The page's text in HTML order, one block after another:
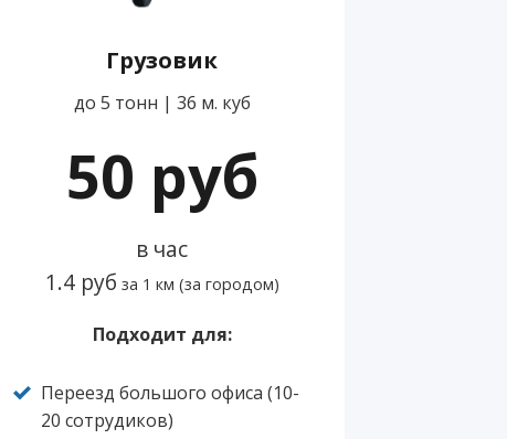
Грузовик
до 5 тонн | 36 м. куб
50 руб
в час
1.4 руб за 1 км (за городом)
Подходит для:
Переезд большого офиса (10-
20 сотрудиков)